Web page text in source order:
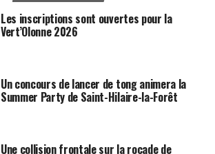
Les inscriptions sont ouvertes pour la
Vert’Olonne 2026
Un concours de lancer de tong animera la
Summer Party de Saint-Hilaire-la-Forêt
Une collision frontale sur la rocade de